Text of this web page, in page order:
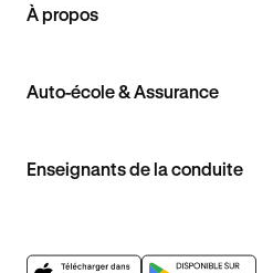
À propos
Auto-école & Assurance
Enseignants de la conduite